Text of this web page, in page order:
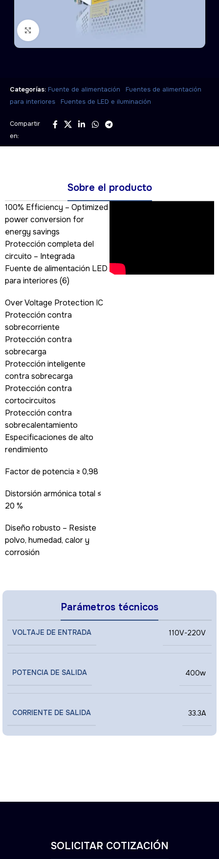
Click to enlarge
Categorías: Fuente de alimentación
Fuentes de alimentación
para interiores
Fuentes de LED e iluminación
Compartir
en:
Sobre el producto
100% Efficiency – Optimized
power conversion for
energy savings
Protección completa del
circuito – Integrada
Fuente de alimentación LED
para interiores (6)
Over Voltage Protection IC
Protección contra
sobrecorriente
Protección contra
sobrecarga
Protección inteligente
contra sobrecarga
Protección contra
cortocircuitos
Protección contra
sobrecalentamiento
Especificaciones de alto
rendimiento
Factor de potencia ≥ 0,98
Distorsión armónica total ≤
20 %
Diseño robusto – Resiste
polvo, humedad, calor y
corrosión
Parámetros técnicos
VOLTAJE DE ENTRADA 110V-220V
POTENCIA DE SALIDA 400w
CORRIENTE DE SALIDA 33.3A
SOLICITAR COTIZACIÓN